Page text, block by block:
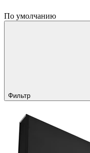
По умолчанию
Фильтр